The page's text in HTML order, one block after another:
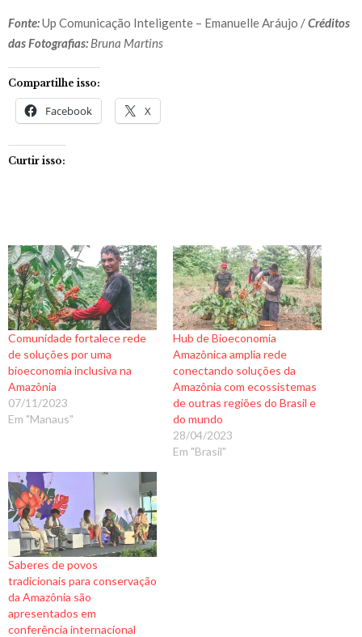
Fonte:Up Comunicação Inteligente – Emanuelle Aráujo /Créditos
das Fotografias: Bruna Martins
Compartilhe isso:
Facebook X
Curtir isso:
Comunidade fortalece rede
de soluções por uma
bioeconomia inclusiva na
Amazônia
07/11/2023
Em "Manaus"
Hub de Bioeconomia
Amazônica amplia rede
conectando soluções da
Amazônia com ecossistemas
de outras regiões do Brasil e
do mundo
28/04/2023
Em "Brasil"
Saberes de povos
tradicionais para conservação
da Amazônia são
apresentados em
conferência internacional